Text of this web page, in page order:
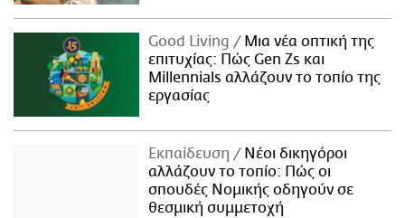
Good Living
Μια νέα οπτική της
επιτυχίας: Πώς Gen Zs και
Millennials αλλάζουν το τοπίο της
εργασίας
Εκπαίδευση
Νέοι δικηγόροι
αλλάζουν το τοπίο: Πώς οι
σπουδές Νομικής οδηγούν σε
θεσμική συμμετοχή